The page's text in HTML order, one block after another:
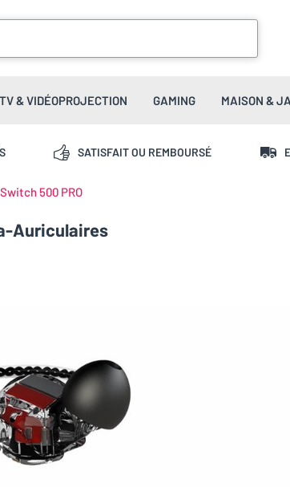
TV & VIDÉOPROJECTION GAMING MAISON &
SATISFAIT OU REMBOURSÉ
500 PRO
Auriculaires